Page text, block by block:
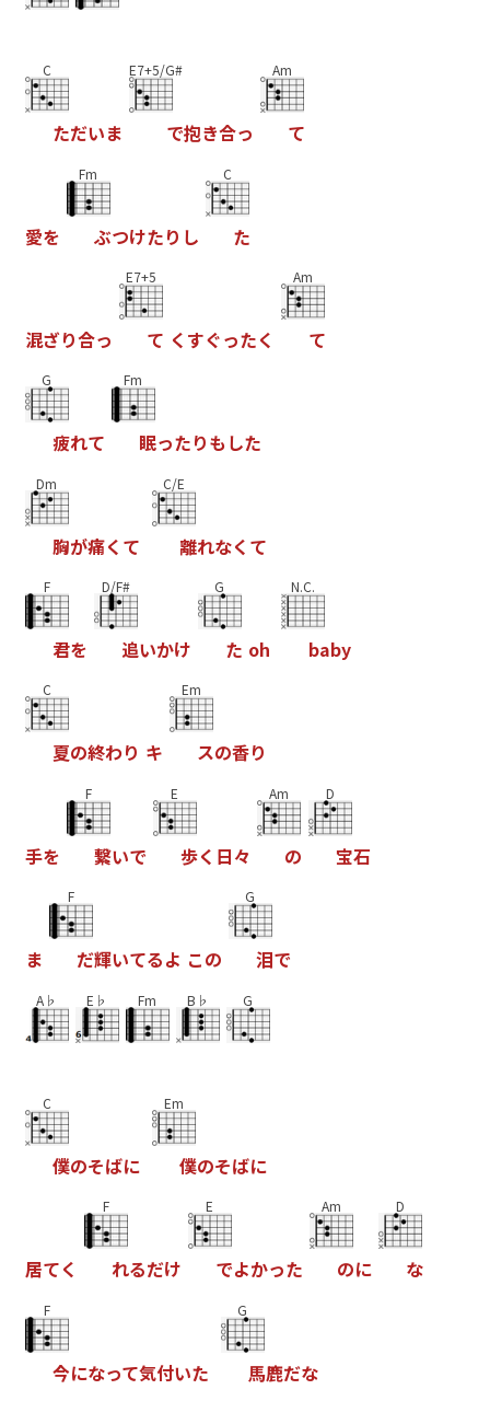
C
ただいま
E7+5/G#
で抱き合っ
Am
て
愛を
Fm
ぶつけたり し
C
た
混ざり合っ
E7+5
て く すぐったく
Am
て
G
疲れて
Fm
眠ったりもした
Dm
胸が痛く て
C/E
離れなく て
F
君を
D/F#
追いかけ
G
た oh
N.C.
baby
C
夏の終わり キ
Em
スの香り
手を
F
繋いで
E
歩く 日々
Am
の
D
宝石
ま
F
だ輝いてるよ この
G
泪で
A♭ E♭ Fm B♭ G
C
僕のそばに
Em
僕のそばに
居てく
F
れるだけ
E
でよかった
Am
のに
D
な
F
今になって気付いた
G
馬鹿だな